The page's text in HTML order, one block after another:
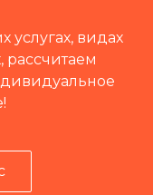
видах
рассчитаем